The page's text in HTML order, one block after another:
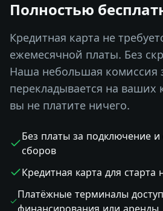
Полностью
Кредитная карта не
ежемесячной платы. Без
Наша небольшая комиссия
перекладывается на ваших
вы не платите ничего.
Без платы за подключение
сборов
Кредитная карта для старта
Платёжные терминалы